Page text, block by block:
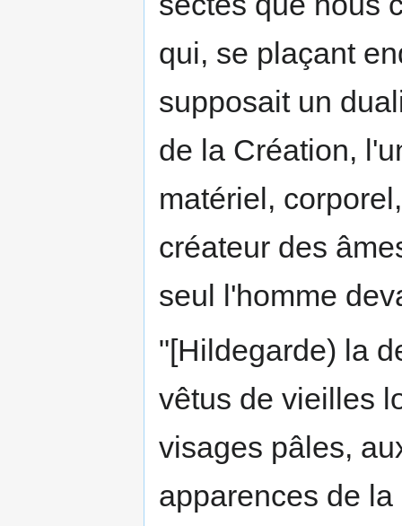
qui, se plaçant
supposait un
de la Création,
matériel,
créateur des
seul l'homme
"[Hildegarde) la
vêtus de vieilles
visages pâles,
apparences de